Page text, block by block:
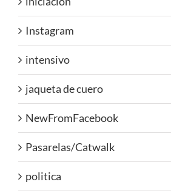
Instagram
intensivo
jaqueta de cuero
NewFromFacebook
Pasarelas/Catwalk
politica